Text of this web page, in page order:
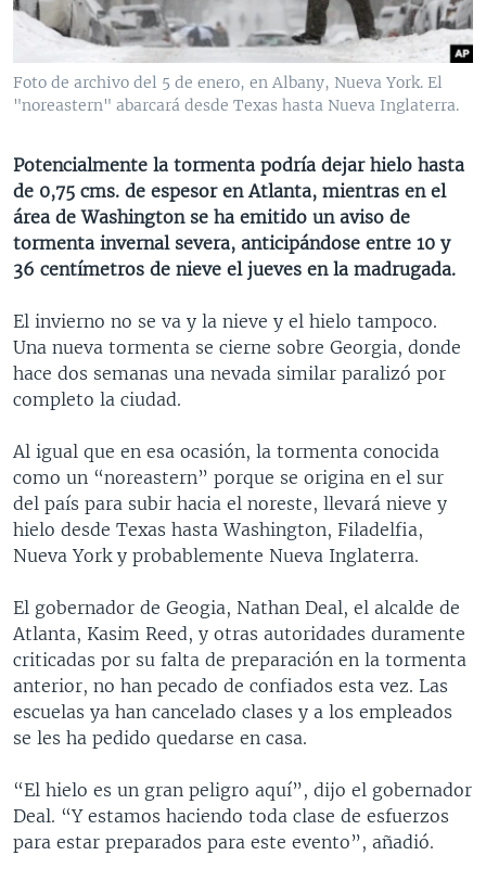
VENEZUELA
NICARAGUA
ECONOMÍA
ENTRETENIMIENTO Y CULTURA
TECNOLOGÍA
CIENCIA Y SALUD
MULTIMEDIA
FOTOGRAFÍA
PROGRAMAS TV
EL MUNDO AL DÍA
VISIÓN 360
LAS CLAVES
PANORAMA
RADIO
AUDIONOTICIAS
BUENOS DÍAS AMÉRICA
ESTADOS UNIDOS AL DÍA
FORO [RADIO]
DEPORTIVO INTERNACIONAL
NOTA ECONÓMICA
ENTRETENIMIENTO
DOCUMENTALES DE LA VOA
Learning English
Idiomas
Foto de archivo del 5 de enero, en Albany, Nueva York. El
"noreastern" abarcará desde Texas hasta Nueva Inglaterra.
Potencialmente la tormenta podría dejar hielo hasta
de 0,75 cms. de espesor en Atlanta, mientras en el
área de Washington se ha emitido un aviso de
tormenta invernal severa, anticipándose entre 10 y
36 centímetros de nieve el jueves en la madrugada.
El invierno no se va y la nieve y el hielo tampoco.
Una nueva tormenta se cierne sobre Georgia, donde
hace dos semanas una nevada similar paralizó por
completo la ciudad.
Al igual que en esa ocasión, la tormenta conocida
como un “noreastern” porque se origina en el sur
del país para subir hacia el noreste, llevará nieve y
hielo desde Texas hasta Washington, Filadelfia,
Nueva York y probablemente Nueva Inglaterra.
El gobernador de Geogia, Nathan Deal, el alcalde de
Atlanta, Kasim Reed, y otras autoridades duramente
criticadas por su falta de preparación en la tormenta
anterior, no han pecado de confiados esta vez. Las
escuelas ya han cancelado clases y a los empleados
se les ha pedido quedarse en casa.
“El hielo es un gran peligro aquí”, dijo el gobernador
Deal. “Y estamos haciendo toda clase de esfuerzos
para estar preparados para este evento”, añadió.